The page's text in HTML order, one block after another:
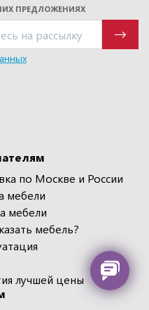
ПРЕДЛОЖЕНИЯХ
по Москве и России
мебели
мебели
мебель?
лучшей цены